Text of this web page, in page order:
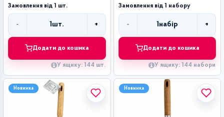
Замовлення від 1 шт.
- 1шт. +
Додати до кошика
У ящику: 144 шт.
Замовлення від 1 набору
-
Кількість
1набір +
Додати до кошика
У ящику: 144 набори
Новинка Новинка